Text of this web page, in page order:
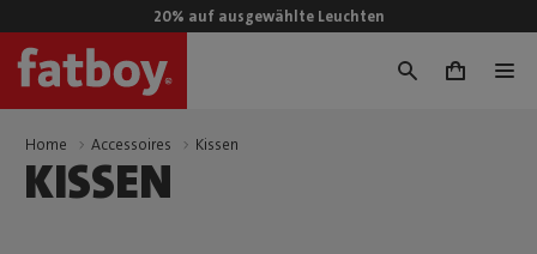
20% auf ausgewählte Leuchten
0
Home Accessoires Kissen
KISSEN